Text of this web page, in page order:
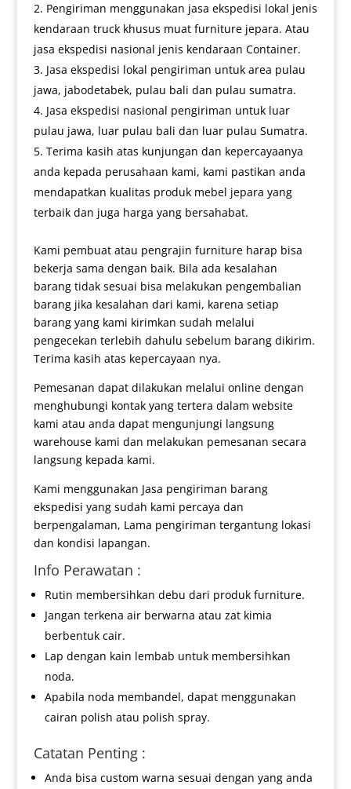
Pengiriman menggunakan jasa ekspedisi lokal jenis
kendaraan truck khusus muat furniture jepara. Atau
jasa ekspedisi nasional jenis kendaraan Container.
Jasa ekspedisi lokal pengiriman untuk area pulau
jawa, jabodetabek, pulau bali dan pulau sumatra.
Jasa ekspedisi nasional pengiriman untuk luar
pulau jawa, luar pulau bali dan luar pulau Sumatra.
Terima kasih atas kunjungan dan kepercayaanya
anda kepada perusahaan kami, kami pastikan anda
mendapatkan kualitas produk mebel jepara yang
terbaik dan juga harga yang bersahabat.
Kami pembuat atau pengrajin furniture harap bisa
bekerja sama dengan baik. Bila ada kesalahan
barang tidak sesuai bisa melakukan pengembalian
barang jika kesalahan dari kami, karena setiap
barang yang kami kirimkan sudah melalui
pengecekan terlebih dahulu sebelum barang dikirim.
Terima kasih atas kepercayaan nya.
Pemesanan dapat dilakukan melalui online dengan
menghubungi kontak yang tertera dalam website
kami atau anda dapat mengunjungi langsung
warehouse kami dan melakukan pemesanan secara
langsung kepada kami.
Kami menggunakan Jasa pengiriman barang
ekspedisi yang sudah kami percaya dan
berpengalaman, Lama pengiriman tergantung lokasi
dan kondisi lapangan.
Info Perawatan :
Rutin membersihkan debu dari produk furniture.
Jangan terkena air berwarna atau zat kimia
berbentuk cair.
Lap dengan kain lembab untuk membersihkan
noda.
Apabila noda membandel, dapat menggunakan
cairan polish atau polish spray.
Catatan Penting :
Anda bisa custom warna sesuai dengan yang anda